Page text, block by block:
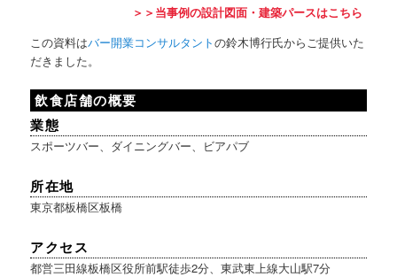
＞＞当事例の設計図面・建築パースはこちら
この資料はバー開業コンサルタントの鈴木博行氏からご提供いた
だきました。
飲食店舗の概要
業態
スポーツバー、ダイニングバー、ビアパブ
所在地
東京都板橋区板橋
アクセス
都営三田線板橋区役所前駅徒歩2分、東武東上線大山駅7分